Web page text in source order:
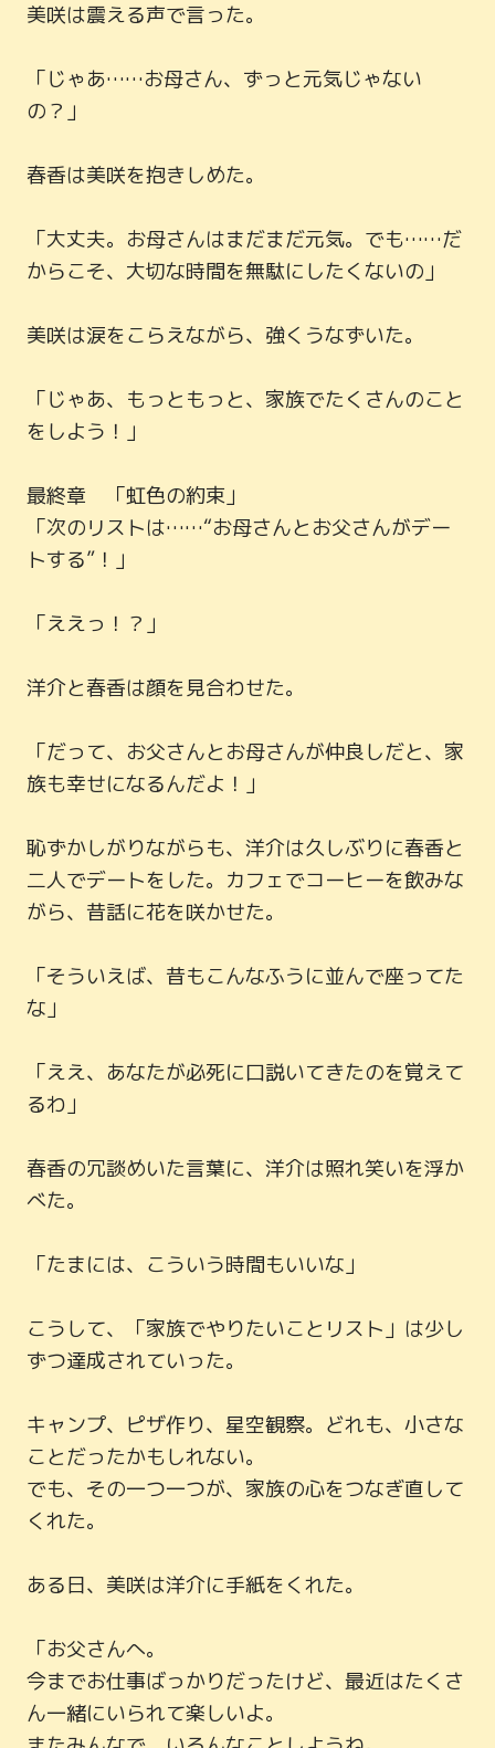
美咲は震える声で言った。
「じゃあ……お母さん、ずっと元気じゃない
の？」
春香は美咲を抱きしめた。
「大丈夫。お母さんはまだまだ元気。でも……だ
からこそ、大切な時間を無駄にしたくないの」
美咲は涙をこらえながら、強くうなずいた。
「じゃあ、もっともっと、家族でたくさんのこと
をしよう！」
最終章　「虹色の約束」
「次のリストは……“お母さんとお父さんがデー
トする”！」
「ええっ！？」
洋介と春香は顔を見合わせた。
「だって、お父さんとお母さんが仲良しだと、家
族も幸せになるんだよ！」
恥ずかしがりながらも、洋介は久しぶりに春香と
二人でデートをした。カフェでコーヒーを飲みな
がら、昔話に花を咲かせた。
「そういえば、昔もこんなふうに並んで座ってた
な」
「ええ、あなたが必死に口説いてきたのを覚えて
るわ」
春香の冗談めいた言葉に、洋介は照れ笑いを浮か
べた。
「たまには、こういう時間もいいな」
こうして、「家族でやりたいことリスト」は少し
ずつ達成されていった。
キャンプ、ピザ作り、星空観察。どれも、小さな
ことだったかもしれない。
でも、その一つ一つが、家族の心をつなぎ直して
くれた。
ある日、美咲は洋介に手紙をくれた。
「お父さんへ。
今までお仕事ばっかりだったけど、最近はたくさ
ん一緒にいられて楽しいよ。